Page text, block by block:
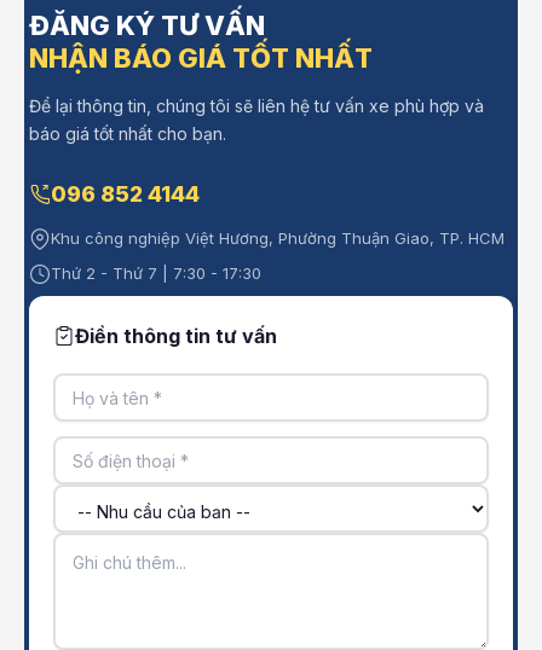
ĐĂNG KÝ TƯ VẤN
NHẬN BÁO GIÁ TỐT NHẤT
Để lại thông tin, chúng tôi sẽ liên hệ tư vấn xe phù hợp và
báo giá tốt nhất cho bạn.
096 852 4144
Khu công nghiệp Việt Hương, Phường Thuận Giao, TP. HCM
Thứ 2 - Thứ 7 | 7:30 - 17:30
Điền thông tin tư vấn